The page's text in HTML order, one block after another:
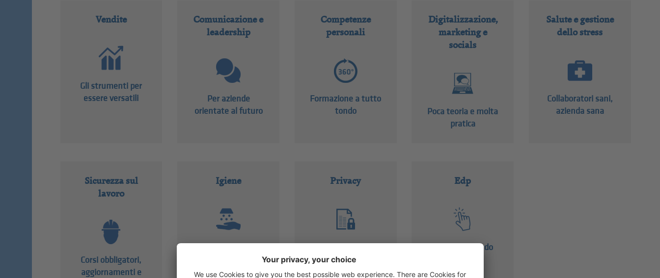
Vendite
Gli strumenti per
essere versatili
Comunicazione e
leadership
Per aziende
orientate al futuro
Competenze
personali
Formazione a tutto
tondo
Digitalizzazione,
marketing e
socials
Poca teoria e molta
pratica
Salute e gestione
dello stress
Collaboratori sani,
azienda sana
Sicurezza sul
lavoro
Corsi obbligatori,
aggiornamenti e
Igiene
settore alimentare
Privacy
online
Edp
Tutto sul mondo